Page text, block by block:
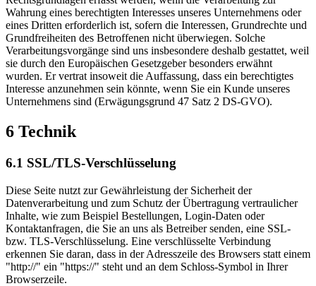
Wahrung eines berechtigten Interesses unseres Unternehmens oder
eines Dritten erforderlich ist, sofern die Interessen, Grundrechte und
Grundfreiheiten des Betroffenen nicht überwiegen. Solche
Verarbeitungsvorgänge sind uns insbesondere deshalb gestattet, weil
sie durch den Europäischen Gesetzgeber besonders erwähnt
wurden. Er vertrat insoweit die Auffassung, dass ein berechtigtes
Interesse anzunehmen sein könnte, wenn Sie ein Kunde unseres
Unternehmens sind (Erwägungsgrund 47 Satz 2 DS-GVO).
6 Technik
6.1 SSL/TLS-Verschlüsselung
Diese Seite nutzt zur Gewährleistung der Sicherheit der
Datenverarbeitung und zum Schutz der Übertragung vertraulicher
Inhalte, wie zum Beispiel Bestellungen, Login-Daten oder
Kontaktanfragen, die Sie an uns als Betreiber senden, eine SSL-
bzw. TLS-Verschlüsselung. Eine verschlüsselte Verbindung
erkennen Sie daran, dass in der Adresszeile des Browsers statt einem
"http://" ein "https://" steht und an dem Schloss-Symbol in Ihrer
Browserzeile.